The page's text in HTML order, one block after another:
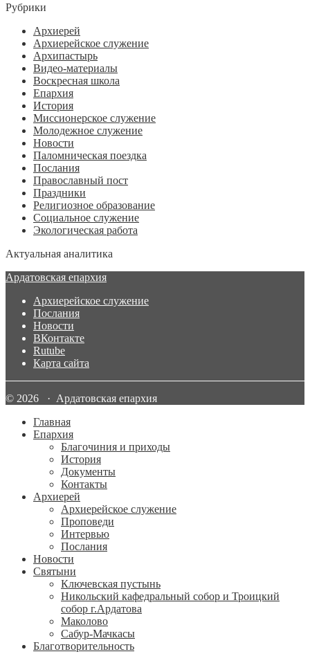
Рубрики
Архиерей
Архиерейское служение
Архипастырь
Видео-материалы
Воскресная школа
Епархия
История
Миссионерское служение
Молодежное служение
Новости
Паломническая поездка
Послания
Православный пост
Праздники
Религиозное образование
Социальное служение
Экологическая работа
Актуальная аналитика
Ардатовская епархия
Архиерейское служение
Послания
Новости
ВКонтакте
Rutube
Карта сайта
© 2026 · Ардатовская епархия
Главная
Епархия
Благочиния и приходы
История
Документы
Контакты
Архиерей
Архиерейское служение
Проповеди
Интервью
Послания
Новости
Святыни
Ключевская пустынь
Никольский кафедральный собор и Троицкий
собор г.Ардатова
Маколово
Сабур-Мачкасы
Благотворительность